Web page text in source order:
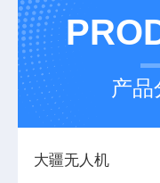
产品
大疆无人机